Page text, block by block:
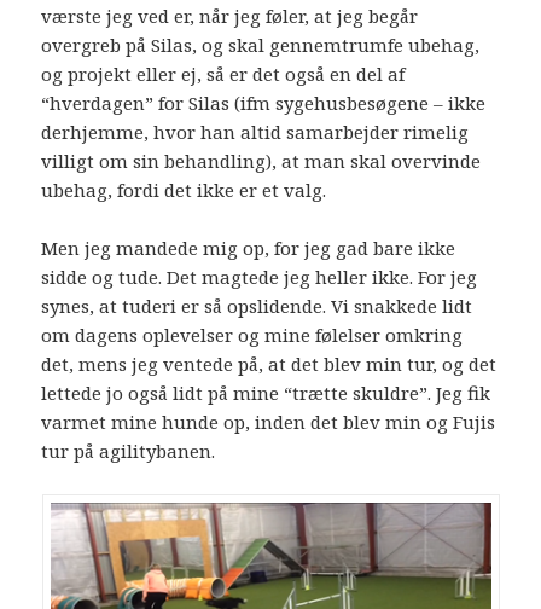
værste jeg ved er, når jeg føler, at jeg begår
overgreb på Silas, og skal gennemtrumfe ubehag,
og projekt eller ej, så er det også en del af
“hverdagen” for Silas (ifm sygehusbesøgene – ikke
derhjemme, hvor han altid samarbejder rimelig
villigt om sin behandling), at man skal overvinde
ubehag, fordi det ikke er et valg.
Men jeg mandede mig op, for jeg gad bare ikke
sidde og tude. Det magtede jeg heller ikke. For jeg
synes, at tuderi er så opslidende. Vi snakkede lidt
om dagens oplevelser og mine følelser omkring
det, mens jeg ventede på, at det blev min tur, og det
lettede jo også lidt på mine “trætte skuldre”. Jeg fik
varmet mine hunde op, inden det blev min og Fujis
tur på agilitybanen.